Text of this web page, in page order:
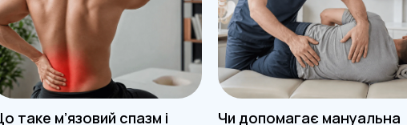
таке м’язовий спазм і Чи допомагає мануальна